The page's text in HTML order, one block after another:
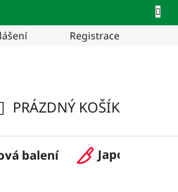
Registrace
PRÁZDNÝ KOŠÍK
balení Japonské